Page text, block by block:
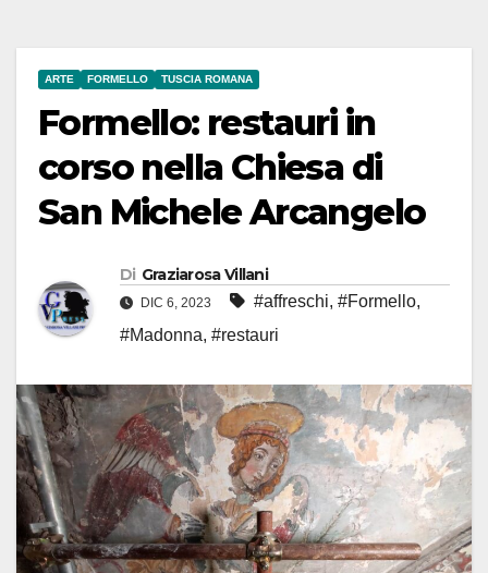
ARTE FORMELLO TUSCIA ROMANA
Formello: restauri in
corso nella Chiesa di
San Michele Arcangelo
Di Graziarosa Villani
DIC 6, 2023 #affreschi, #Formello,
#Madonna, #restauri